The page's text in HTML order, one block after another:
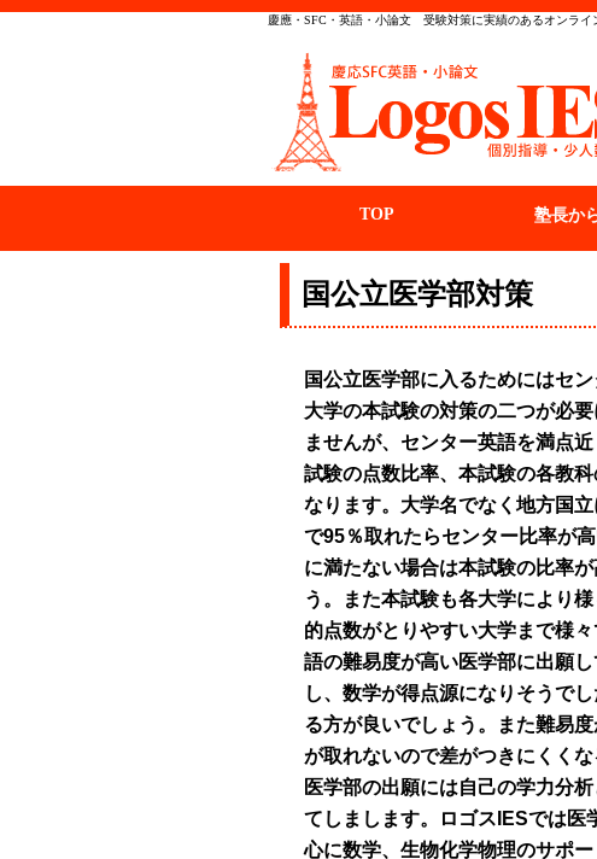
慶應・SFC・英語・小論文 受験対策に実績のあるオンラ
TOP 塾長か
国公立医学部対策
国公立医学部に入るためにはセ
大学の本試験の対策の二つが必
ませんが、センター英語を満点
試験の点数比率、本試験の各教
なります。大学名でなく地方国
で95％取れたらセンター比率が
に満たない場合は本試験の比率
う。また本試験も各大学により
的点数がとりやすい大学まで様
語の難易度が高い医学部に出願
し、数学が得点源になりそうで
る方が良いでしょう。また難易
が取れないので差がつきにくく
医学部の出願には自己の学力分
てしまします。ロゴスIESでは医
心に数学、生物化学物理のサポ